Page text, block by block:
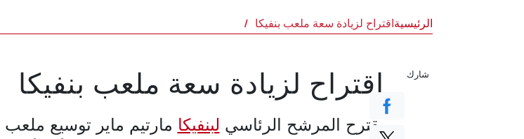
الرئيسيةاقتراح لزيادة سعة ملعب بنفيكا
اقتراح لزيادة سعة ملعب بنفيكا
يقترح المرشح الرئاسي لبنفيكا مارتيم ماير توسيع ملعب
شارك